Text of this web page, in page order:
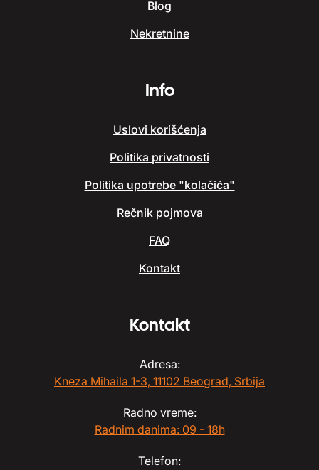
Blog
Nekretnine
Info
Uslovi korišćenja
Politika privatnosti
Politika upotrebe "kolačića"
Rečnik pojmova
FAQ
Kontakt
Kontakt
Adresa:
Kneza Mihaila 1-3, 11102 Beograd, Srbija
Radno vreme:
Radnim danima: 09 - 18h
Telefon: